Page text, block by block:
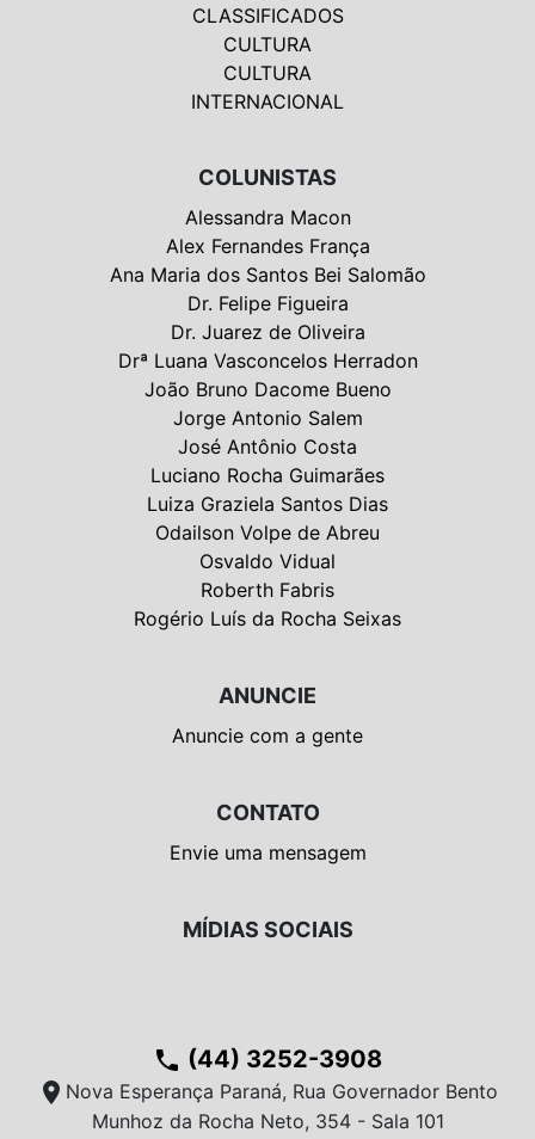
CLASSIFICADOS
CULTURA
CULTURA
INTERNACIONAL
COLUNISTAS
Alessandra Macon
Alex Fernandes França
Ana Maria dos Santos Bei Salomão
Dr. Felipe Figueira
Dr. Juarez de Oliveira
Drª Luana Vasconcelos Herradon
João Bruno Dacome Bueno
Jorge Antonio Salem
José Antônio Costa
Luciano Rocha Guimarães
Luiza Graziela Santos Dias
Odailson Volpe de Abreu
Osvaldo Vidual
Roberth Fabris
Rogério Luís da Rocha Seixas
ANUNCIE
Anuncie com a gente
CONTATO
Envie uma mensagem
MÍDIAS SOCIAIS
phone (44) 3252-3908
location_on Nova Esperança Paraná, Rua Governador Bento
Munhoz da Rocha Neto, 354 - Sala 101